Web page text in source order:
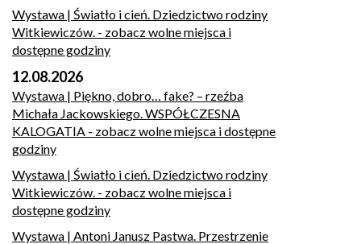
Wystawa | Światło i cień. Dziedzictwo rodziny
Witkiewiczów. - zobacz wolne miejsca i
dostępne godziny
12.08.2026
Wystawa | Piękno, dobro… fake? – rzeźba
Michała Jackowskiego. WSPÓŁCZESNA
KALOGATIA - zobacz wolne miejsca i dostępne
godziny
Wystawa | Światło i cień. Dziedzictwo rodziny
Witkiewiczów. - zobacz wolne miejsca i
dostępne godziny
Wystawa | Antoni Janusz Pastwa. Przestrzenie